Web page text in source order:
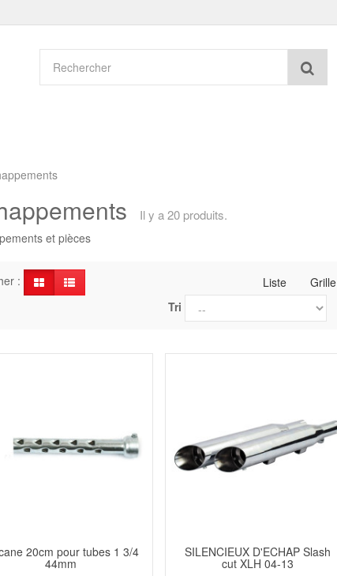
Il y a 20 produits.
et pièces
: Liste
Grille
Tri
20cm pour tubes 1 3/4
44mm
SILENCIEUX D'ECHAP Slash
cut XLH 04-13